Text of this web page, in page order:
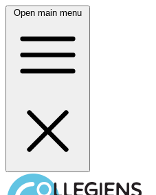
Open main menu